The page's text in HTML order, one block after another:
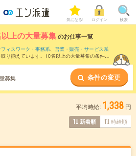
気になる! ログイン 検索
上の大量募集のお仕事一覧
フィスワーク・事務系、 営業・販売・サービス系
り揃えています。10名以上の大量募集の条件の
募集 条件の変更
平均時給: 1,338 円
新着順 時給順